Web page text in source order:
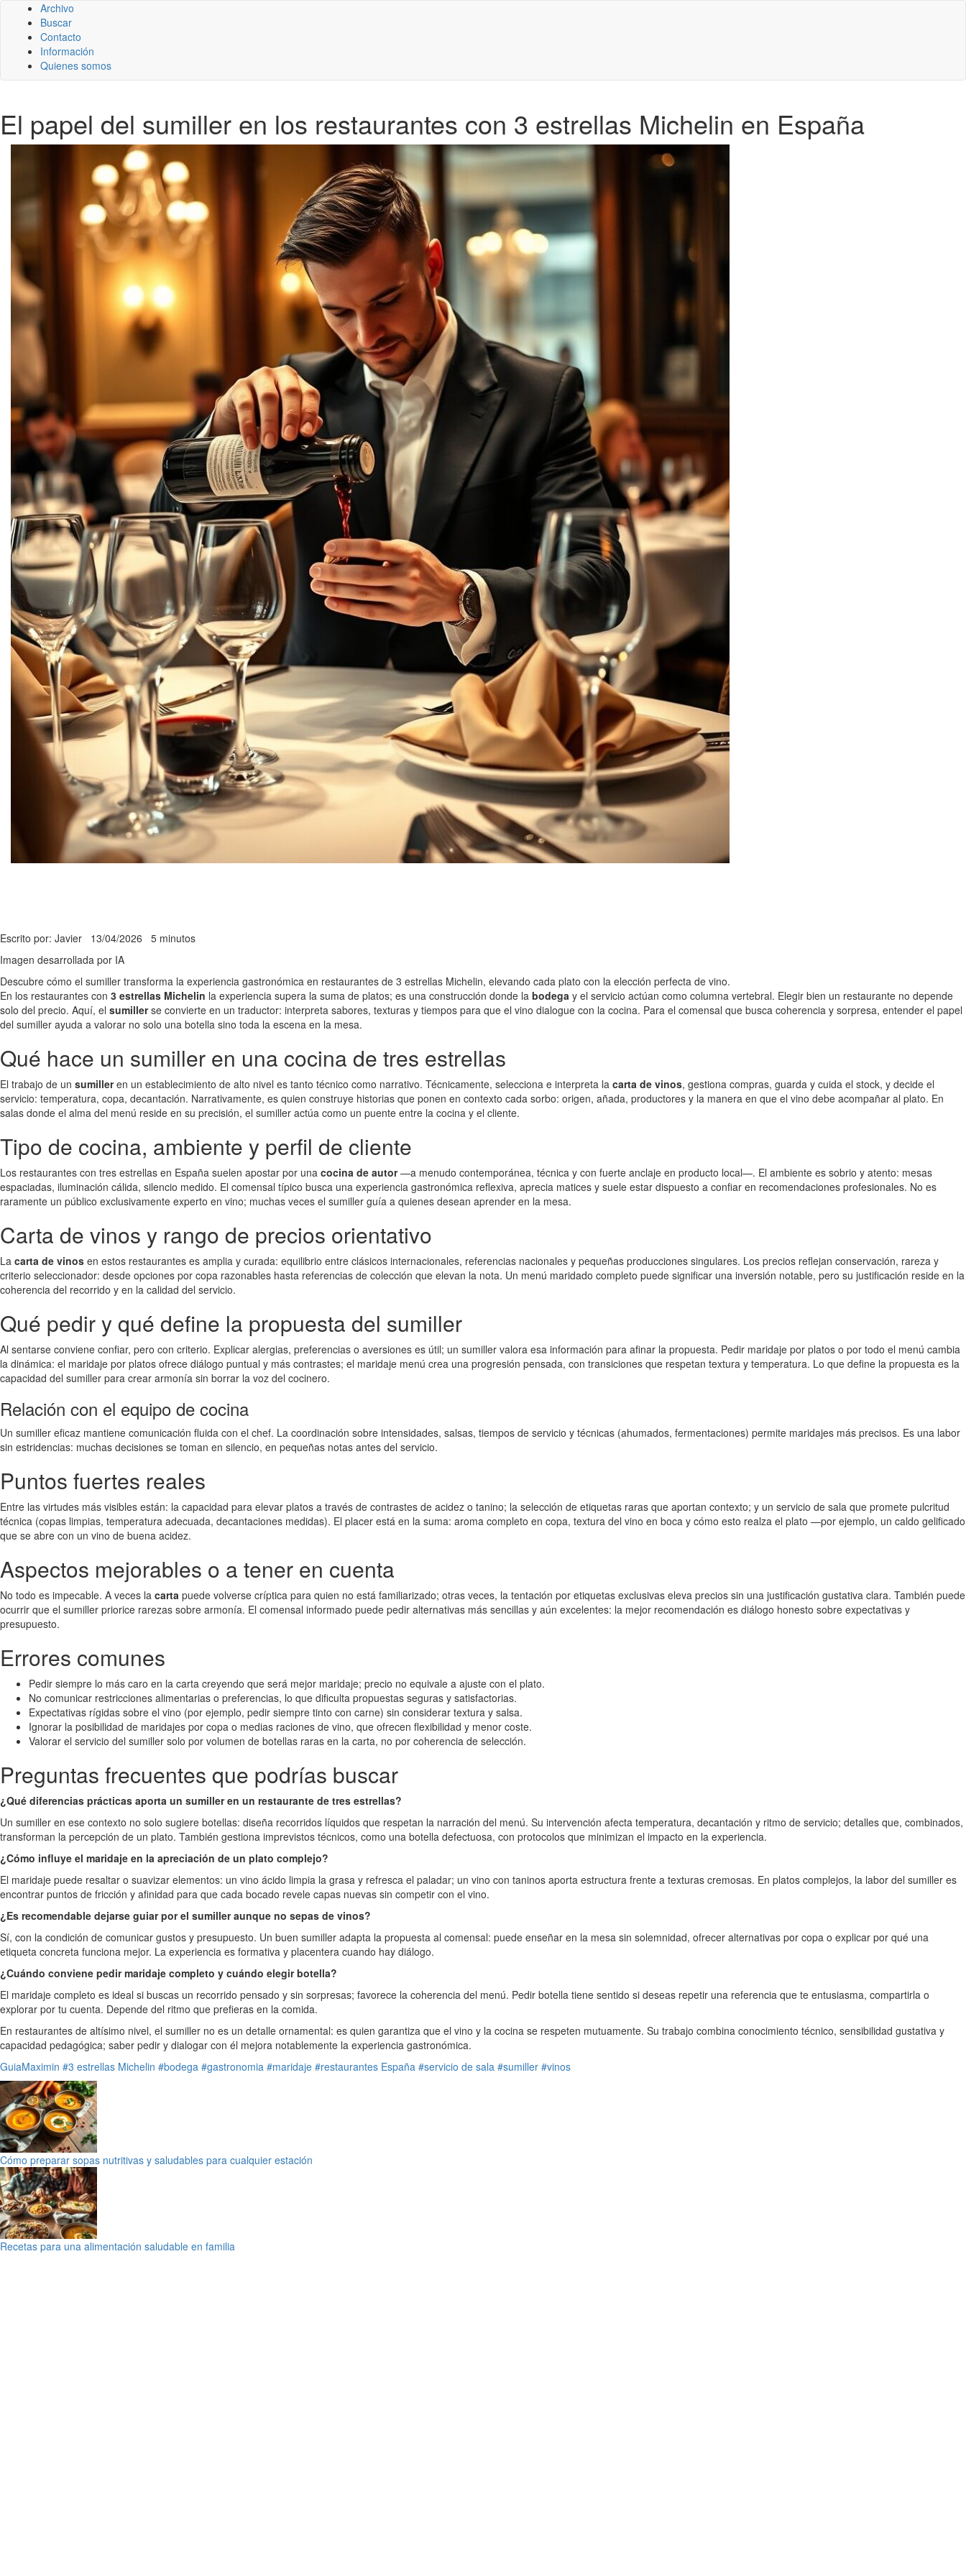
Archivo
Buscar
Contacto
Información
Quienes somos
El papel del sumiller en los restaurantes con 3 estrellas Michelin en España
Escrito por: Javier 13/04/2026 5 minutos
Imagen desarrollada por IA
Descubre cómo el sumiller transforma la experiencia gastronómica en restaurantes de 3 estrellas Michelin, elevando cada plato con la elección perfecta de vino.
En los restaurantes con 3 estrellas Michelin la experiencia supera la suma de platos; es una construcción donde la bodega y el servicio actúan como columna vertebral. Elegir bien un restaurante no depende
solo del precio. Aquí, el sumillerse convierte en un traductor: interpreta sabores, texturas y tiempos para que el vino dialogue con la cocina. Para el comensal que busca coherencia y sorpresa, entender el papel
del sumiller ayuda a valorar no solo una botella sino toda la escena en la mesa.
Qué hace un sumiller en una cocina de tres estrellas
El trabajo de un sumilleren un establecimiento de alto nivel es tanto técnico como narrativo. Técnicamente, selecciona e interpreta la carta de vinos, gestiona compras, guarda y cuida el stock, y decide el
servicio: temperatura, copa, decantación. Narrativamente, es quien construye historias que ponen en contexto cada sorbo: origen, añada, productores y la manera en que el vino debe acompañar al plato. En
salas donde el alma del menú reside en su precisión, el sumiller actúa como un puente entre la cocina y el cliente.
Tipo de cocina, ambiente y perfil de cliente
Los restaurantes con tres estrellas en España suelen apostar por una cocina de autor—a menudo contemporánea, técnica y con fuerte anclaje en producto local—. El ambiente es sobrio y atento: mesas
espaciadas, iluminación cálida, silencio medido. El comensal típico busca una experiencia gastronómica reflexiva, aprecia matices y suele estar dispuesto a confiar en recomendaciones profesionales. No es
raramente un público exclusivamente experto en vino; muchas veces el sumiller guía a quienes desean aprender en la mesa.
Carta de vinos y rango de precios orientativo
La carta de vinos en estos restaurantes es amplia y curada: equilibrio entre clásicos internacionales, referencias nacionales y pequeñas producciones singulares. Los precios reflejan conservación, rareza y
criterio seleccionador: desde opciones por copa razonables hasta referencias de colección que elevan la nota. Un menú maridado completo puede significar una inversión notable, pero su justificación reside en la
coherencia del recorrido y en la calidad del servicio.
Qué pedir y qué define la propuesta del sumiller
Al sentarse conviene confiar, pero con criterio. Explicar alergias, preferencias o aversiones es útil; un sumiller valora esa información para afinar la propuesta. Pedir maridaje por platos o por todo el menú cambia
la dinámica: el maridaje por platos ofrece diálogo puntual y más contrastes; el maridaje menú crea una progresión pensada, con transiciones que respetan textura y temperatura. Lo que define la propuesta es la
capacidad del sumiller para crear armonía sin borrar la voz del cocinero.
Relación con el equipo de cocina
Un sumiller eficaz mantiene comunicación fluida con el chef. La coordinación sobre intensidades, salsas, tiempos de servicio y técnicas (ahumados, fermentaciones) permite maridajes más precisos. Es una labor
sin estridencias: muchas decisiones se toman en silencio, en pequeñas notas antes del servicio.
Puntos fuertes reales
Entre las virtudes más visibles están: la capacidad para elevar platos a través de contrastes de acidez o tanino; la selección de etiquetas raras que aportan contexto; y un servicio de sala que promete pulcritud
técnica (copas limpias, temperatura adecuada, decantaciones medidas). El placer está en la suma: aroma completo en copa, textura del vino en boca y cómo esto realza el plato —por ejemplo, un caldo gelificado
que se abre con un vino de buena acidez.
Aspectos mejorables o a tener en cuenta
No todo es impecable. A veces la carta puede volverse críptica para quien no está familiarizado; otras veces, la tentación por etiquetas exclusivas eleva precios sin una justificación gustativa clara. También puede
ocurrir que el sumiller priorice rarezas sobre armonía. El comensal informado puede pedir alternativas más sencillas y aún excelentes: la mejor recomendación es diálogo honesto sobre expectativas y
presupuesto.
Errores comunes
Pedir siempre lo más caro en la carta creyendo que será mejor maridaje; precio no equivale a ajuste con el plato.
No comunicar restricciones alimentarias o preferencias, lo que dificulta propuestas seguras y satisfactorias.
Expectativas rígidas sobre el vino (por ejemplo, pedir siempre tinto con carne) sin considerar textura y salsa.
Ignorar la posibilidad de maridajes por copa o medias raciones de vino, que ofrecen flexibilidad y menor coste.
Valorar el servicio del sumiller solo por volumen de botellas raras en la carta, no por coherencia de selección.
Preguntas frecuentes que podrías buscar
¿Qué diferencias prácticas aporta un sumiller en un restaurante de tres estrellas?
Un sumiller en ese contexto no solo sugiere botellas: diseña recorridos líquidos que respetan la narración del menú. Su intervención afecta temperatura, decantación y ritmo de servicio; detalles que, combinados,
transforman la percepción de un plato. También gestiona imprevistos técnicos, como una botella defectuosa, con protocolos que minimizan el impacto en la experiencia.
¿Cómo influye el maridaje en la apreciación de un plato complejo?
El maridaje puede resaltar o suavizar elementos: un vino ácido limpia la grasa y refresca el paladar; un vino con taninos aporta estructura frente a texturas cremosas. En platos complejos, la labor del sumiller es
encontrar puntos de fricción y afinidad para que cada bocado revele capas nuevas sin competir con el vino.
¿Es recomendable dejarse guiar por el sumiller aunque no sepas de vinos?
Sí, con la condición de comunicar gustos y presupuesto. Un buen sumiller adapta la propuesta al comensal: puede enseñar en la mesa sin solemnidad, ofrecer alternativas por copa o explicar por qué una
etiqueta concreta funciona mejor. La experiencia es formativa y placentera cuando hay diálogo.
¿Cuándo conviene pedir maridaje completo y cuándo elegir botella?
El maridaje completo es ideal si buscas un recorrido pensado y sin sorpresas; favorece la coherencia del menú. Pedir botella tiene sentido si deseas repetir una referencia que te entusiasma, compartirla o
explorar por tu cuenta. Depende del ritmo que prefieras en la comida.
En restaurantes de altísimo nivel, el sumiller no es un detalle ornamental: es quien garantiza que el vino y la cocina se respeten mutuamente. Su trabajo combina conocimiento técnico, sensibilidad gustativa y
capacidad pedagógica; saber pedir y dialogar con él mejora notablemente la experiencia gastronómica.
GuiaMaximin #3 estrellas Michelin #bodega #gastronomia #maridaje #restaurantes España #servicio de sala #sumiller #vinos
Cómo preparar sopas nutritivas y saludables para cualquier estación
Recetas para una alimentación saludable en familia